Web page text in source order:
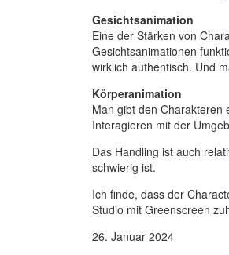
Gesichtsanimation
Eine der Stärken von
Gesichtsanimationen
wirklich authentisch. Und
Körperanimation
Man gibt den Charakteren
Interagieren mit der
Das Handling ist auch
schwierig ist.
Ich finde, dass der
Studio mit Greenscreen
26. Januar 2024